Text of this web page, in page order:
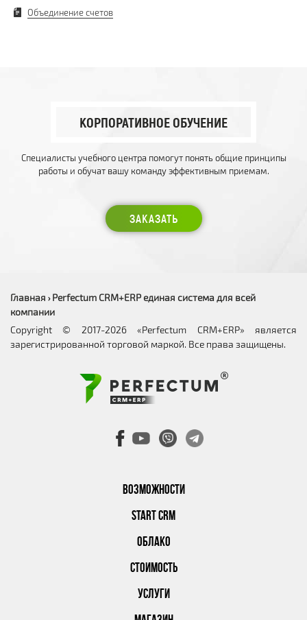
Объединение счетов
КОРПОРАТИВНОЕ ОБУЧЕНИЕ
Специалисты учебного центра помогут понять общие принципы
работы и обучат вашу команду эффективным приемам.
ЗАКАЗАТЬ
ВОЗМОЖНОСТИ
START CRM
ОБЛАКО
СТОИМОСТЬ
УСЛУГИ
Главная › Perfectum CRM+ERP единая система для всей
компании
Copyright © 2017-2026 «Perfectum CRM+ERP» является
зарегистрированной торговой маркой. Все права защищены.